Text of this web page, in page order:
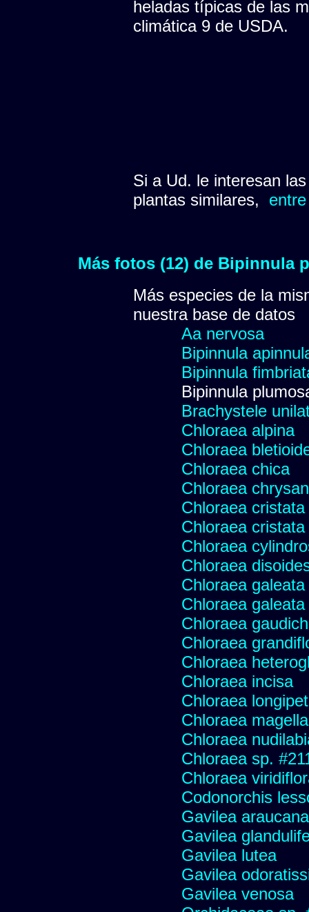
heladas típicas de las
climática 9 de USDA.
Si a Ud. le interesan
plantas similares,
Más fotos (12) de Bipinnula
Más especies de la
nuestra base de datos
Aa nervosa
Bipinnula
Bipinnula
Bipinnula
Brachystele
Chloraea alpina
Chloraea
Chloraea chica
Chloraea
Chloraea cristata
Chloraea
Chloraea
Chloraea
Chloraea galeata
Chloraea galeata
Chloraea
Chloraea
Chloraea
Chloraea incisa
Chloraea
Chloraea
Chloraea
Chloraea sp.
Chloraea
Codonorchis
Gavilea araucana
Gavilea
Gavilea lutea
Gavilea
Gavilea venosa